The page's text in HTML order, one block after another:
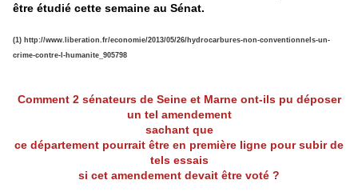
être étudié cette semaine au Sénat.
(1) http://www.liberation.fr/economie/2013/05/26/hydrocarbures-non-conventionnels-un-
crime-contre-l-humanite_905798
Comment 2 sénateurs de Seine et Marne ont-ils pu déposer
un tel amendement
sachant que
ce département pourrait être en première ligne pour subir de
tels essais
si cet amendement devait être voté ?